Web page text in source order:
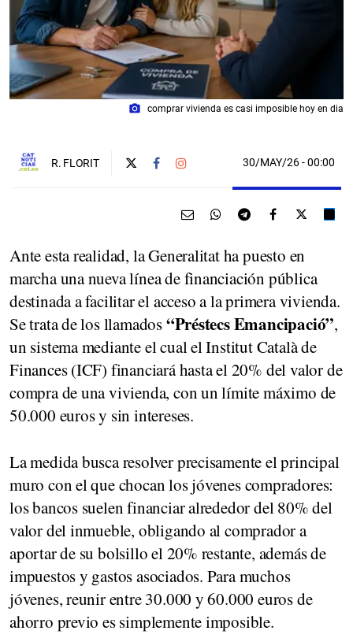
photo_camera comprar vivienda es casi imposible hoy en dia
R. FLORIT 30/MAY/26- 00:00
Ante esta realidad, la Generalitat ha puesto en
marcha una nueva línea de financiación pública
destinada a facilitar el acceso a la primera vivienda.
Se trata de los llamados“Préstecs Emancipació”,
un sistema mediante el cual el Institut Català de
Finances (ICF) financiará hasta el 20% del valor de
compra de una vivienda, con un límite máximo de
50.000 euros y sin intereses.
La medida busca resolver precisamente el principal
muro con el que chocan los jóvenes compradores:
los bancos suelen financiar alrededor del 80% del
valor del inmueble, obligando al comprador a
aportar de su bolsillo el 20% restante, además de
impuestos y gastos asociados. Para muchos
jóvenes, reunir entre 30.000 y 60.000 euros de
ahorro previo es simplemente imposible.